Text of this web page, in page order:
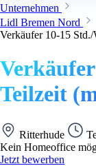
Unternehmen
Lidl Bremen Nord
Verkäufer 10-15
Teilzeit
Ritterhude
Kein Homeoffice
Jetzt bewerben